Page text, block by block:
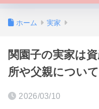
ホーム 実家
関園子の実家は
所や父親につい
2026/03/10